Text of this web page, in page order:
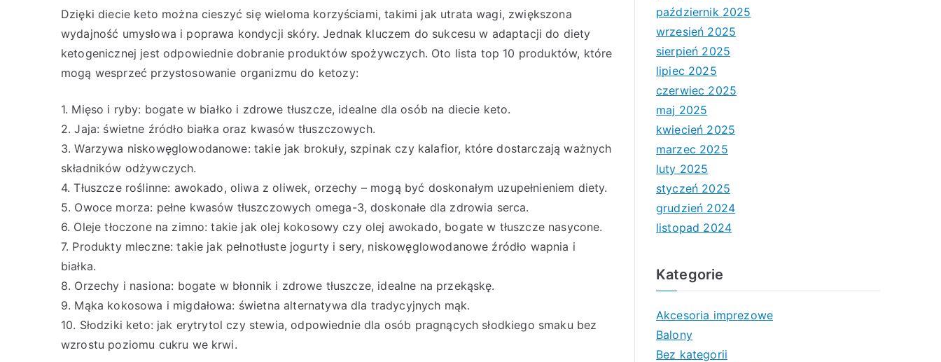
Dzięki diecie keto można cieszyć się wieloma korzyściami, takimi jak utrata wagi, zwiększona
wydajność umysłowa i poprawa kondycji skóry. Jednak kluczem do sukcesu w adaptacji do diety
ketogenicznej jest odpowiednie dobranie produktów spożywczych. Oto lista top 10 produktów, które
mogą wesprzeć przystosowanie organizmu do ketozy:
1. Mięso i ryby: bogate w białko i zdrowe tłuszcze, idealne dla osób na diecie keto.
2. Jaja: świetne źródło białka oraz kwasów tłuszczowych.
3. Warzywa niskowęglowodanowe: takie jak brokuły, szpinak czy kalafior, które dostarczają ważnych
składników odżywczych.
4. Tłuszcze roślinne: awokado, oliwa z oliwek, orzechy – mogą być doskonałym uzupełnieniem diety.
5. Owoce morza: pełne kwasów tłuszczowych omega-3, doskonałe dla zdrowia serca.
6. Oleje tłoczone na zimno: takie jak olej kokosowy czy olej awokado, bogate w tłuszcze nasycone.
7. Produkty mleczne: takie jak pełnotłuste jogurty i sery, niskowęglowodanowe źródło wapnia i
białka.
8. Orzechy i nasiona: bogate w błonnik i zdrowe tłuszcze, idealne na przekąskę.
9. Mąka kokosowa i migdałowa: świetna alternatywa dla tradycyjnych mąk.
10. Słodziki keto: jak erytrytol czy stewia, odpowiednie dla osób pragnących słodkiego smaku bez
wzrostu poziomu cukru we krwi.
październik 2025
wrzesień 2025
sierpień 2025
lipiec 2025
czerwiec 2025
maj 2025
kwiecień 2025
marzec 2025
luty 2025
styczeń 2025
grudzień 2024
listopad 2024
Kategorie
Akcesoria imprezowe
Balony
Bez kategorii